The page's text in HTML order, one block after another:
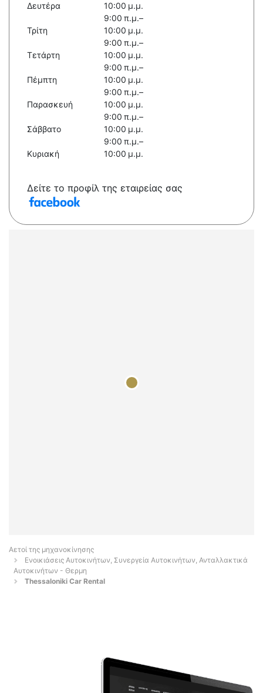
Δευτέρα
10:00 μ.μ.
Τρίτη
9:00 π.μ.–
10:00 μ.μ.
Τετάρτη
9:00 π.μ.–
10:00 μ.μ.
Πέμπτη
9:00 π.μ.–
10:00 μ.μ.
Παρασκευή
9:00 π.μ.–
10:00 μ.μ.
Σάββατο
9:00 π.μ.–
10:00 μ.μ.
Κυριακή
9:00 π.μ.–
10:00 μ.μ.
Δείτε το προφίλ της εταιρείας σας
Αετοί της μηχανοκίνησης
Ενοικιάσεις Αυτοκινήτων, Συνεργεία Αυτοκινήτων, Ανταλλακτικά
Αυτοκινήτων - Θερμη
Thessaloniki Car Rental